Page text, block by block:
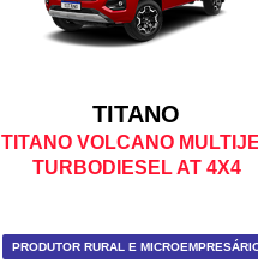
TITANO
TITANO VOLCANO
TURBODIESEL AT 4X4
PRODUTOR RURAL E